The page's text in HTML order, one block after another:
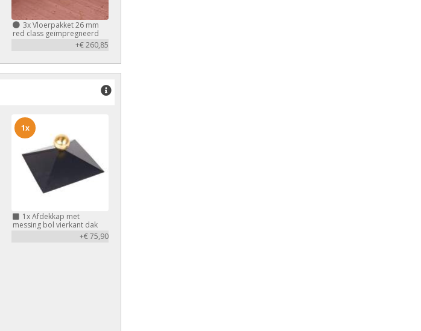
3xVloerpakket 26 mm
red class geïmpregneerd
+€ 260,85
1xAfdekkap met
messing bol vierkant dak
+€ 75,90
1x